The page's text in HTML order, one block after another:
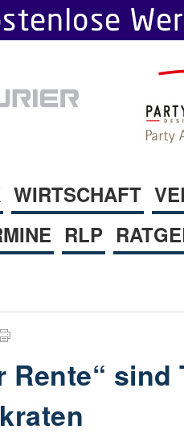
WIRTSCHAFT
RLP
Rente“ sind